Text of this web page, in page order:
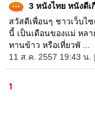
3 หนังไทย หนังดี
สวัสดีเพื่อนๆ ชาวเว็บไ
นี้ เป็นเดือนของแม่ หล
ทานข้าว หรือเที่ยวพั ...
11 ส.ค. 2557 19:43 น.
1